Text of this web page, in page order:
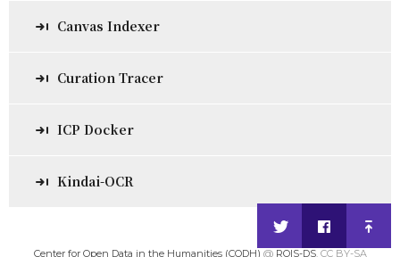
Canvas Indexer
Curation Tracer
ICP Docker
Kindai-OCR
Center for Open Data in the Humanities (CODH) @ ROIS-DS. CC BY-SA